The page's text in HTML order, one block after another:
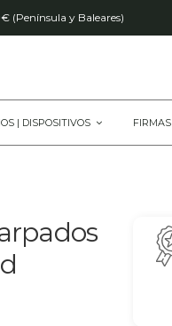
(Península y Baleares)
| DISPOSITIVOS FIRMAS